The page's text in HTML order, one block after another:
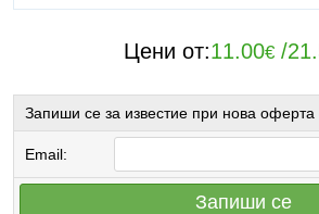
Цени от:11.00€ /
Запиши се за известие при нова
Email:
Запиши се